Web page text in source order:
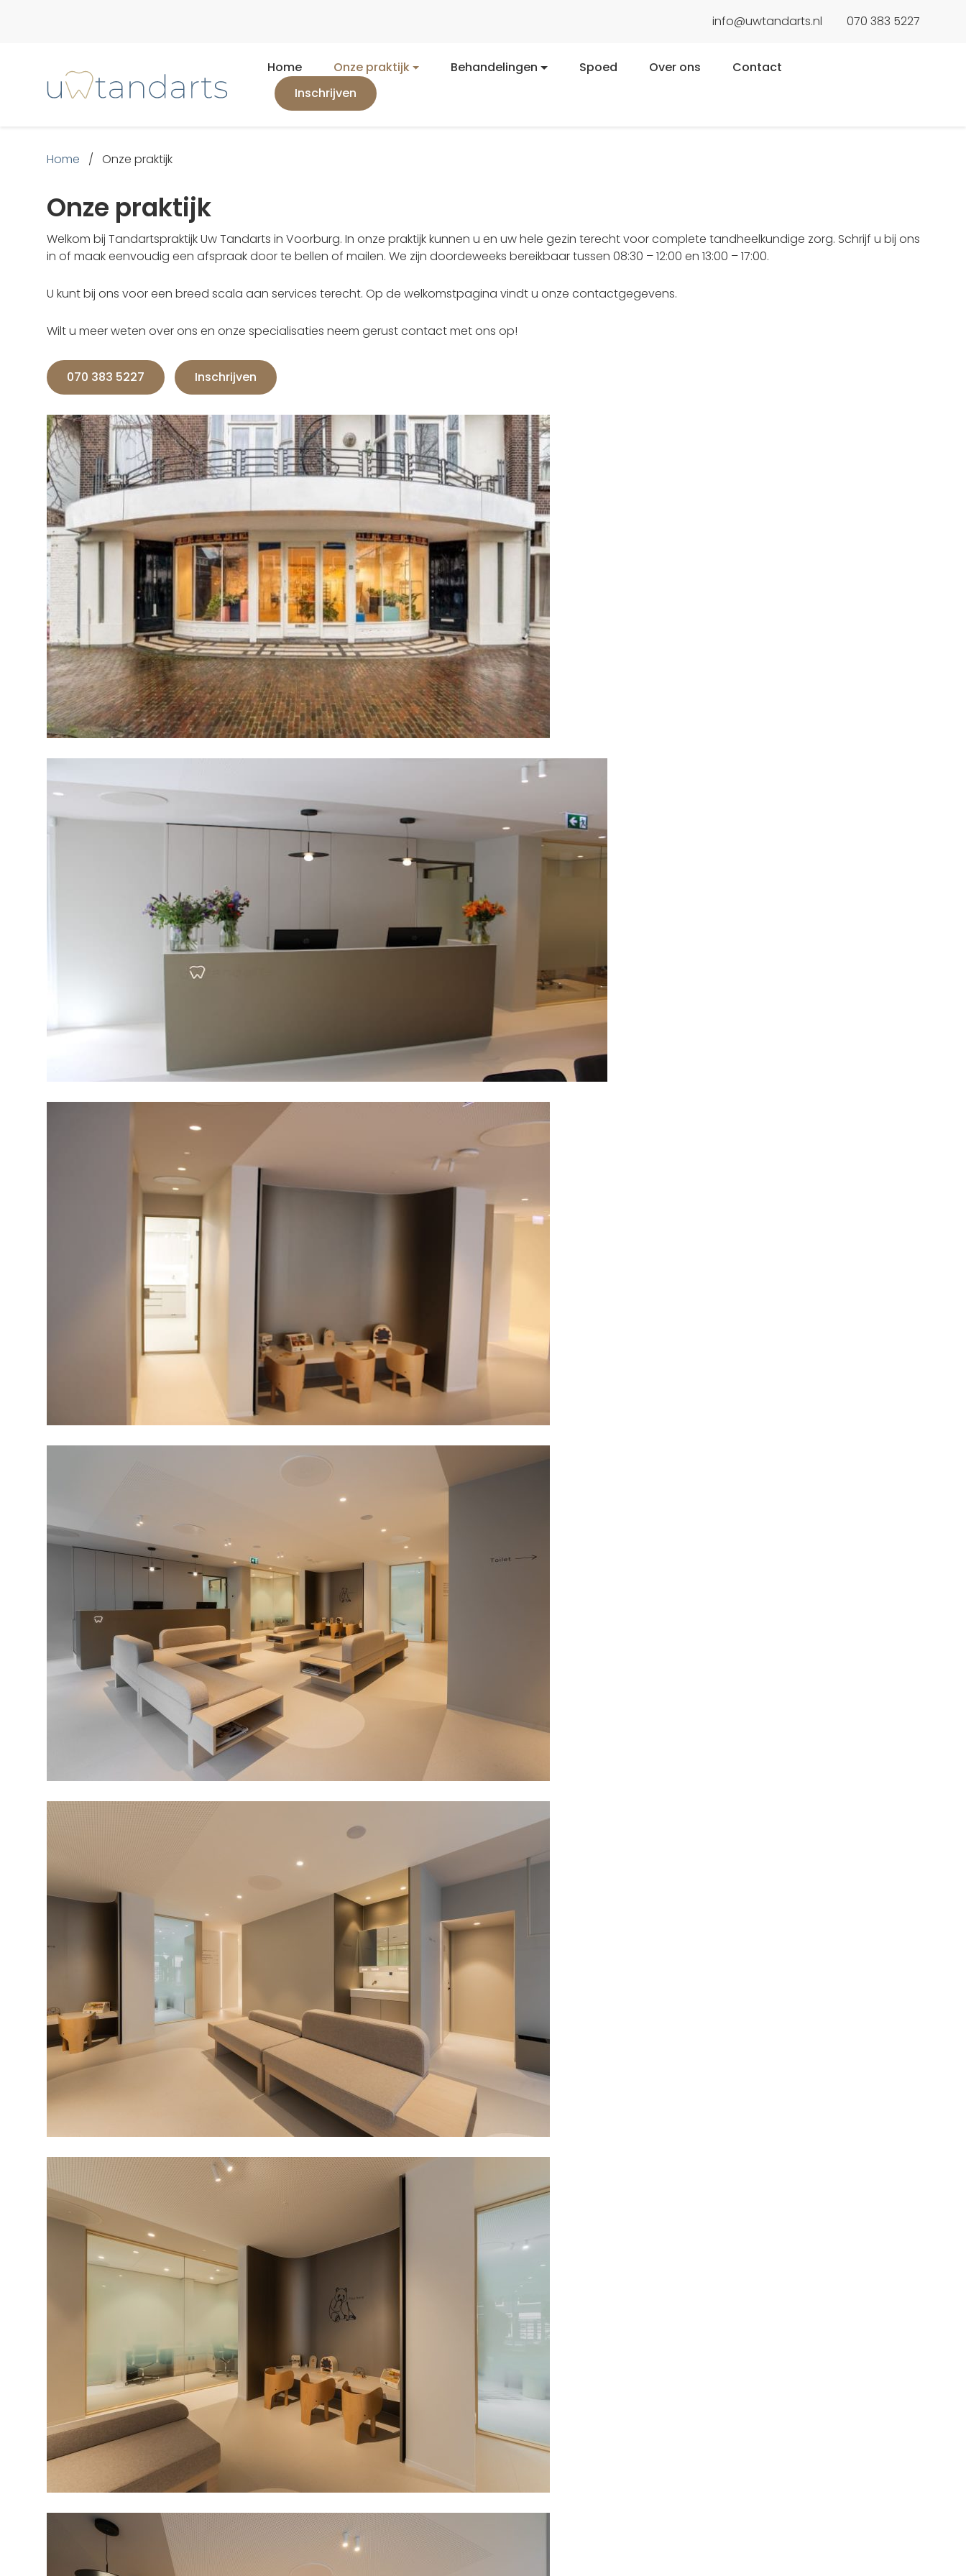
info@uwtandarts.nl 070 383 5227
Home Onze praktijk Behandelingen Spoed Over ons
Contact
Inschrijven
Home / Onze praktijk
Onze praktijk
Welkom bij Tandartspraktijk Uw Tandarts in Voorburg. In onze praktijk kunnen u en uw hele gezin terecht voor complete tandheelkundige zorg. Schrijf u bij ons
in of maak eenvoudig een afspraak door te bellen of mailen. We zijn doordeweeks bereikbaar tussen 08:30 – 12:00 en 13:00 – 17:00.
U kunt bij ons voor een breed scala aan services terecht. Op de welkomstpagina vindt u onze contactgegevens.
Wilt u meer weten over ons en onze specialisaties neem gerust contact met ons op!
070 383 5227 Inschrijven